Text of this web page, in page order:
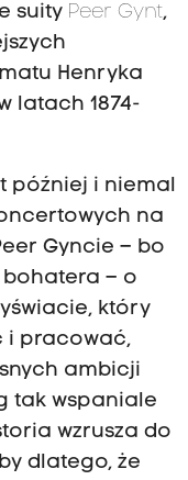
suity Peer Gynt,
Henryka
latach 1874-
później i niemal
na
Gyncie – bo
bohatera – o
który
i pracować,
ambicji
tak wspaniale
wzrusza do
dlatego, że